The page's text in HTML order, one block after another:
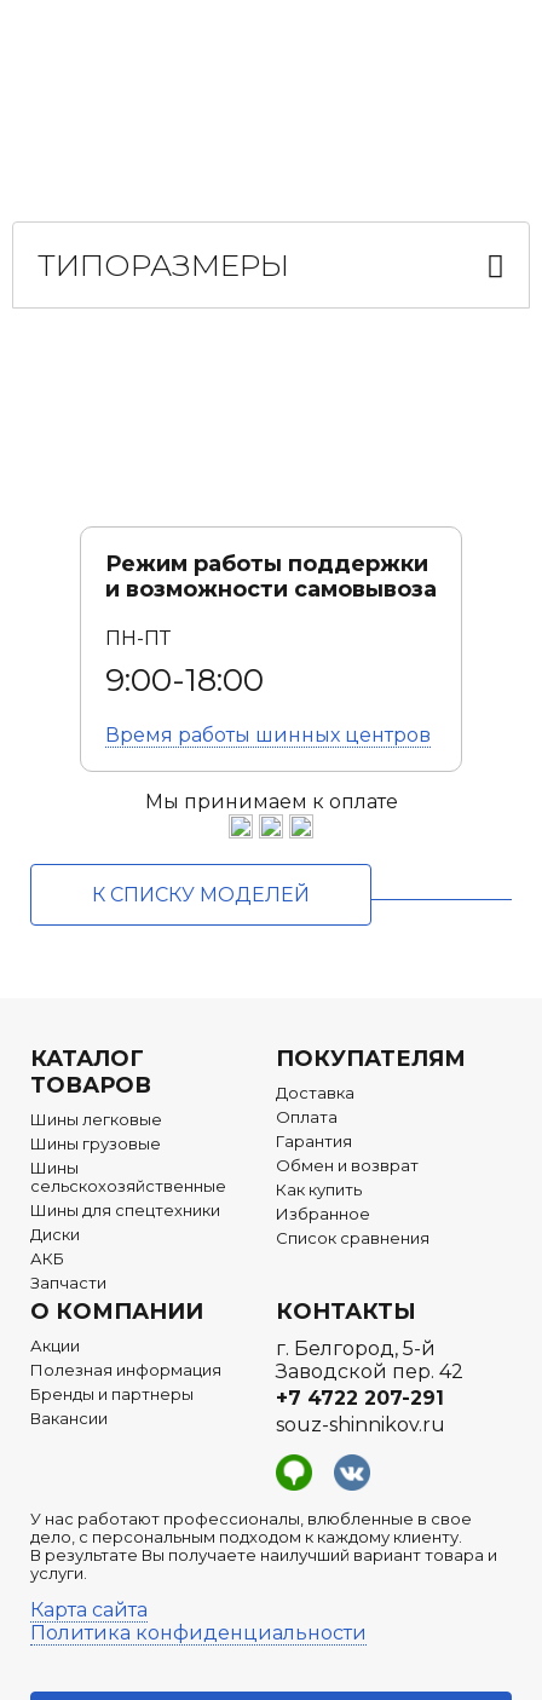
ТИПОРАЗМЕРЫ
Режим работы поддержки
и возможности самовывоза
ПН-ПТ
9:00-18:00
Время работы шинных центров
Мы принимаем к оплате
К СПИСКУ МОДЕЛЕЙ
КАТАЛОГ
ТОВАРОВ
Шины легковые
Шины грузовые
Шины
сельскохозяйственные
Шины для спецтехники
Диски
АКБ
Запчасти
ПОКУПАТЕЛЯМ
Доставка
Оплата
Гарантия
Обмен и возврат
Как купить
Избранное
Список сравнения
О КОМПАНИИ
Акции
Полезная информация
Бренды и партнеры
Вакансии
У нас работают профессионалы, влюбленные в свое
дело, с персональным подходом к каждому клиенту.
В результате Вы получаете наилучший вариант товара и
услуги.
Карта сайта
Политика конфиденциальности
КОНТАКТЫ
г. Белгород, 5-й
Заводской пер. 42
+7 4722 207-291
souz-shinnikov.ru